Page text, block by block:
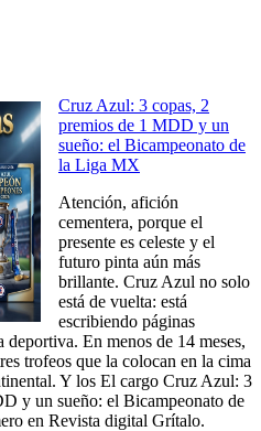
Cruz Azul: 3 copas, 2
premios de 1 MDD y un
sueño: el Bicampeonato de
la Liga MX
Atención, afición
cementera, porque el
presente es celeste y el
futuro pinta aún más
brillante. Cruz Azul no solo
está de vuelta: está
escribiendo páginas
deportiva. En menos de 14 meses,
trofeos que la colocan en la cima
Y los El cargo Cruz Azul: 3
y un sueño: el Bicampeonato de
en Revista digital Grítalo.